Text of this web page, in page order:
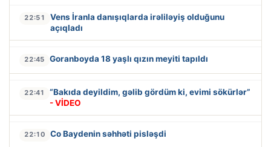
22:51
Vens İranla danışıqlarda irəliləyiş olduğunu
açıqladı
22:45 Goranboyda 18 yaşlı qızın meyiti tapıldı
22:41
“Bakıda deyildim, gəlib gördüm ki, evimi sökürlər”
- VİDEO
22:10 Co Baydenin səhhəti pisləşdi